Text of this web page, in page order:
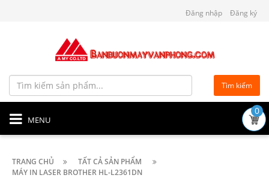
Đăng nhập Đăng ký
Tìm kiếm
MENU
0
TRANG CHỦ
TẤT CẢ SẢN PHẨM
MÁY IN LASER BROTHER HL-L2361DN